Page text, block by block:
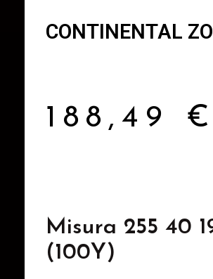
CONTINENTAL ZO
188,49 €
Misura 255 40
(100Y)